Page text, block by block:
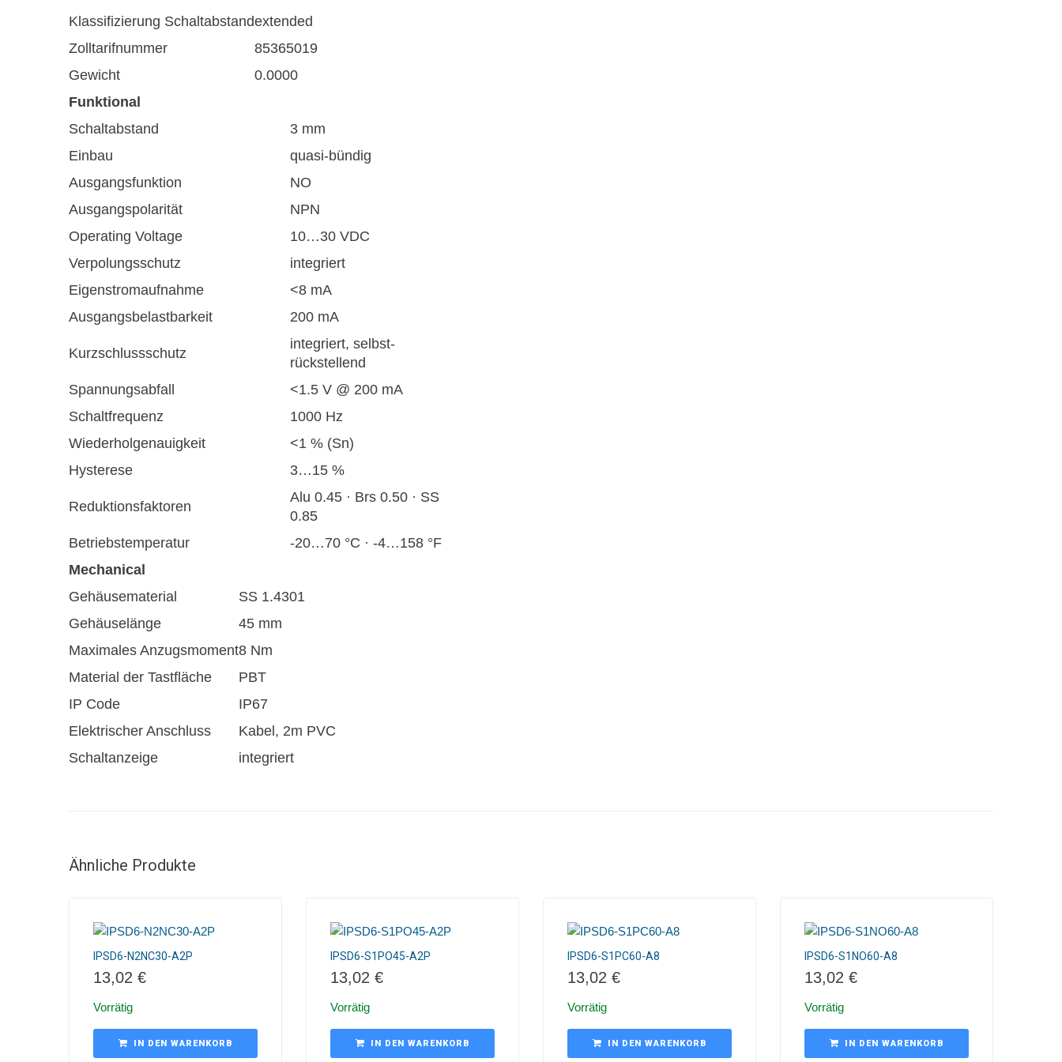
Klassifizierung Schaltabstandextended
Zolltarifnummer
85365019
Gewicht
0.0000
Funktional
Schaltabstand
3 mm
Einbau
quasi-bündig
Ausgangsfunktion
NO
Ausgangspolarität
NPN
Operating Voltage
10…30 VDC
Verpolungsschutz
integriert
Eigenstromaufnahme
<8 mA
Ausgangsbelastbarkeit
200 mA
Kurzschlussschutz
integriert, selbst-
rückstellend
Spannungsabfall
<1.5 V @ 200 mA
Schaltfrequenz
1000 Hz
Wiederholgenauigkeit
<1 % (Sn)
Hysterese
3…15 %
Reduktionsfaktoren
Alu 0.45 · Brs 0.50 · SS
0.85
Betriebstemperatur
-20…70 °C · -4…158 °F
Mechanical
Gehäusematerial
SS 1.4301
Gehäuselänge
45 mm
Maximales Anzugsmoment8 Nm
Material der Tastfläche
PBT
IP Code
IP67
Elektrischer Anschluss
Kabel, 2m PVC
Schaltanzeige
integriert
Ähnliche Produkte
IPSD6-N2NC30-A2P
13,02 €
Vorrätig
IN DEN WARENKORB
IPSD6-S1PO45-A2P
13,02 €
Vorrätig
IN DEN WARENKORB
IPSD6-S1PC60-A8
13,02 €
Vorrätig
IN DEN WARENKORB
IPSD6-S1NO60-A8
13,02 €
Vorrätig
IN DEN WARENKORB